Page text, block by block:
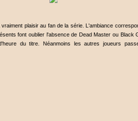
plaisir au fan de la série. L'ambiance
font oublier l'absence de Dead Master ou Black
du titre. Néanmoins les autres joueurs